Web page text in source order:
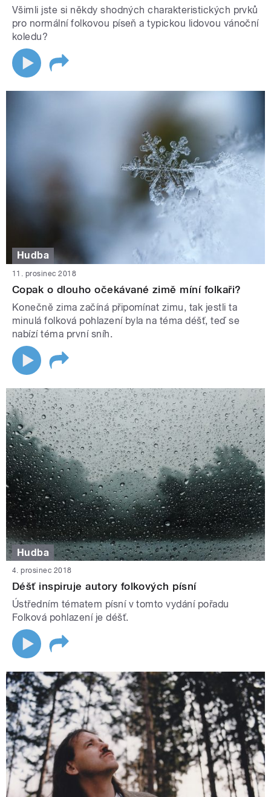
Všimli jste si někdy shodných charakteristických prvků
pro normální folkovou píseň a typickou lidovou vánoční
koledu?
Hudba
11. prosinec 2018
Copak o dlouho očekávané zimě míní folkaři?
Konečně zima začíná připomínat zimu, tak jestli ta
minulá folková pohlazení byla na téma déšť, teď se
nabízí téma první sníh.
Hudba
4. prosinec 2018
Déšť inspiruje autory folkových písní
Ústředním tématem písní v tomto vydání pořadu
Folková pohlazení je déšť.